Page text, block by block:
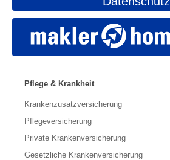
Pflege & Krankheit
Krankenzusatzversicherung
Pflegeversicherung
Private Krankenversicherung
Gesetzliche Krankenversicherung